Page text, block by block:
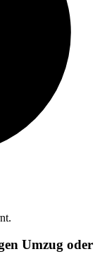
Umzug oder